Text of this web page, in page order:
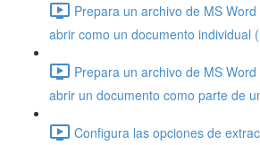
Prepara un archivo de MS
abrir como un documento individual
Prepara un archivo de MS
abrir un documento como parte de
Configura las opciones de